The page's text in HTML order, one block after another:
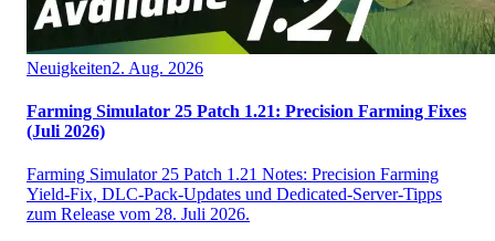
Neuigkeiten2. Aug. 2026
Farming Simulator 25 Patch 1.21: Precision Farming Fixes
(Juli 2026)
Farming Simulator 25 Patch 1.21 Notes: Precision Farming
Yield-Fix, DLC-Pack-Updates und Dedicated-Server-Tipps
zum Release vom 28. Juli 2026.